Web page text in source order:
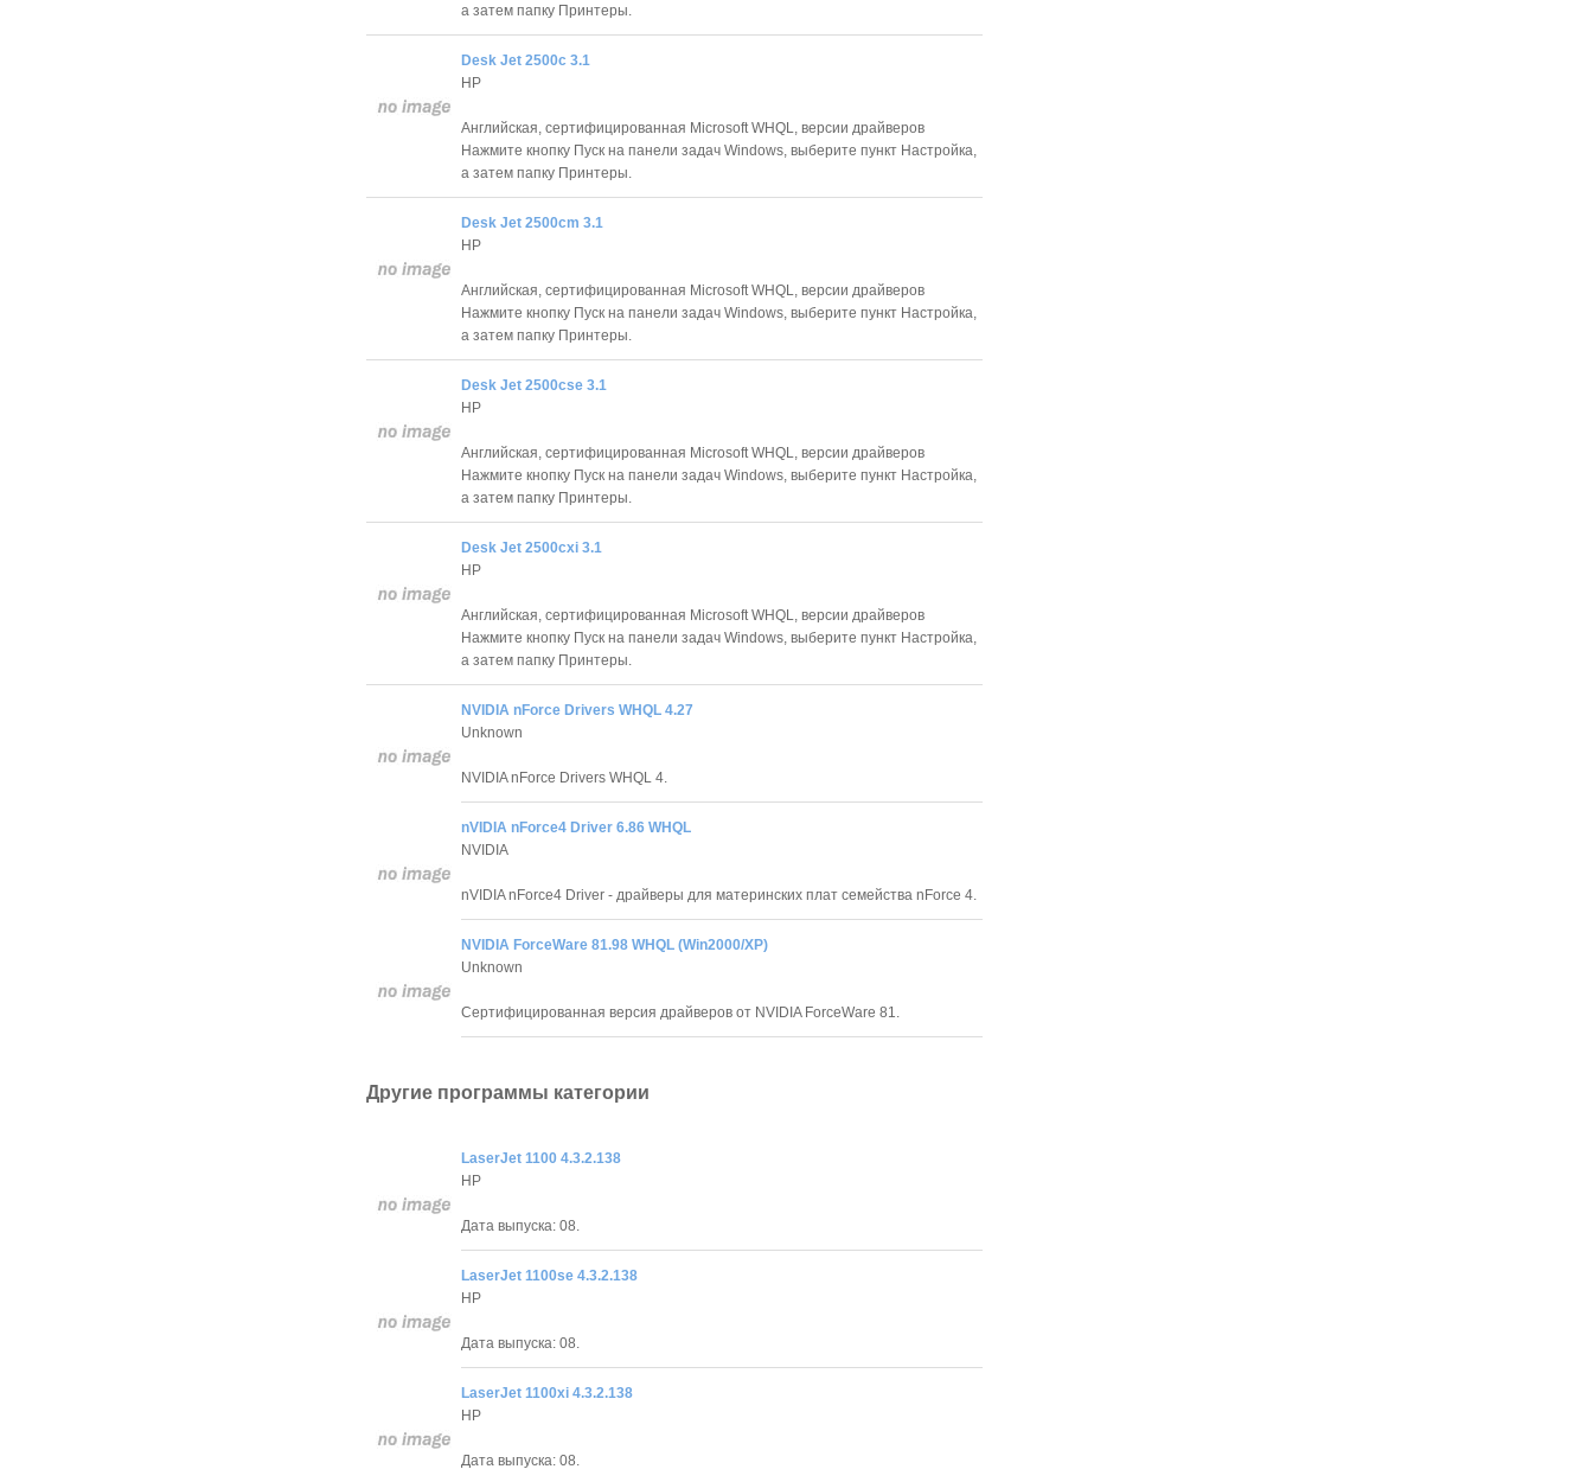
а затем папку Принтеры.
Desk Jet 2500c 3.1
HP
Английская, сертифицированная Microsoft WHQL, версии драйверов
Нажмите кнопку Пуск на панели задач Windows, выберите пункт Настройка,
а затем папку Принтеры.
Desk Jet 2500cm 3.1
HP
Английская, сертифицированная Microsoft WHQL, версии драйверов
Нажмите кнопку Пуск на панели задач Windows, выберите пункт Настройка,
а затем папку Принтеры.
Desk Jet 2500cse 3.1
HP
Английская, сертифицированная Microsoft WHQL, версии драйверов
Нажмите кнопку Пуск на панели задач Windows, выберите пункт Настройка,
а затем папку Принтеры.
Desk Jet 2500cxi 3.1
HP
Английская, сертифицированная Microsoft WHQL, версии драйверов
Нажмите кнопку Пуск на панели задач Windows, выберите пункт Настройка,
а затем папку Принтеры.
NVIDIA nForce Drivers WHQL 4.27
Unknown
NVIDIA nForce Drivers WHQL 4.
nVIDIA nForce4 Driver 6.86 WHQL
NVIDIA
nVIDIA nForce4 Driver - драйверы для материнских плат семейства nForce 4.
NVIDIA ForceWare 81.98 WHQL (Win2000/XP)
Unknown
Сертифицированная версия драйверов от NVIDIA ForceWare 81.
Другие программы категории
LaserJet 1100 4.3.2.138
HP
Дата выпуска: 08.
LaserJet 1100se 4.3.2.138
HP
Дата выпуска: 08.
LaserJet 1100xi 4.3.2.138
HP
Дата выпуска: 08.